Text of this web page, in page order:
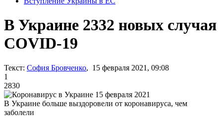
В Украине 2332 новых случая
COVID-19
Текст: София Бровченко, 15 февраля 2021, 09:08
1
2830
В Украине больше выздоровели от коронавируса, чем
заболели